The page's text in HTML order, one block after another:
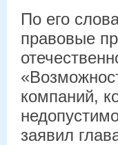
По его
правовые
компаний,
заявил